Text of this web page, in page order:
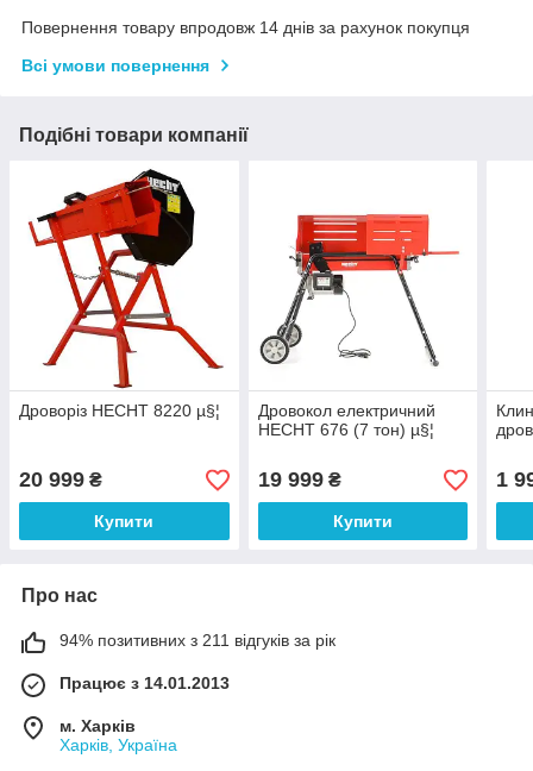
Повернення товару впродовж 14 днів за рахунок покупця
Всі умови повернення
Подібні товари компанії
Дроворіз HECHT 8220 µ§¦
20 999 ₴
Купити
Дровокол електричний
HECHT 676 (7 тон) µ§¦
19 999₴
Купити
1
Про нас
94% позитивних з 211 відгуків за рік
Працює з 14.01.2013
м. Харків
Харків, Україна